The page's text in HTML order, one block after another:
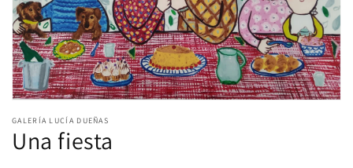
elemento
en
GALERÍA LUCÍA DUEÑAS
Una fiesta